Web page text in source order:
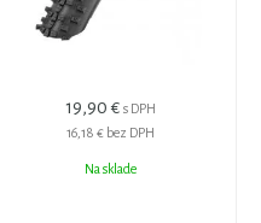
19,90 € s DPH
16,18 € bez DPH
Na sklade